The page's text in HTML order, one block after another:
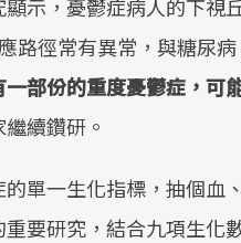
顯示，憂鬱症病人的下
路徑常有異常，與糖尿
一部份的重度憂鬱症，可
續鑽研。
單一生化指標，抽個血
要研究，結合九項生化
狀況、啟動